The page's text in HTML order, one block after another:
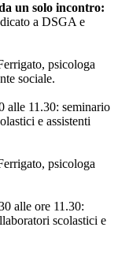
un solo incontro:
a DSGA e
psicologa
sociale.
alle 11.30: seminario
e assistenti
psicologa
alle ore 11.30:
scolastici e